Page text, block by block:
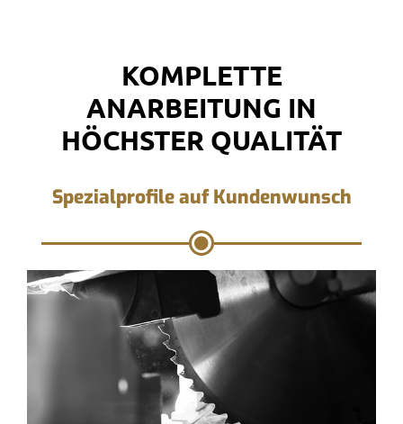
KOMPLETTE
ANARBEITUNG IN
HÖCHSTER QUALITÄT
Spezialprofile auf Kundenwunsch